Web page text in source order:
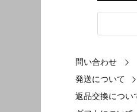
問い合わせ
発送について
返品交換につい